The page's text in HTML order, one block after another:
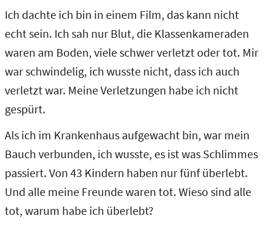
Ich dachte ich bin in einem Film, das kann nicht
echt sein. Ich sah nur Blut, die Klassenkameraden
waren am Boden, viele schwer verletzt oder tot. Mir
war schwindelig, ich wusste nicht, dass ich auch
verletzt war. Meine Verletzungen habe ich nicht
gespürt.
Als ich im Krankenhaus aufgewacht bin, war mein
Bauch verbunden, ich wusste, es ist was Schlimmes
passiert. Von 43 Kindern haben nur fünf überlebt.
Und alle meine Freunde waren tot. Wieso sind alle
tot, warum habe ich überlebt?